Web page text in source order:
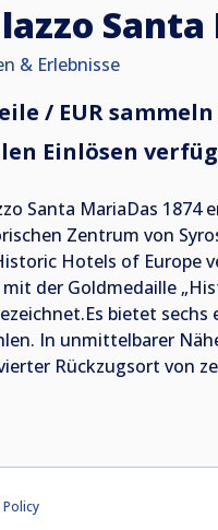
& Erlebnisse
/ EUR sammeln
Einlösen
Santa MariaDas 1874
Zentrum von
Hotels of Europe
mit der Goldmedaille
bietet
In unmittelbarer
Rückzugsort von
Policy